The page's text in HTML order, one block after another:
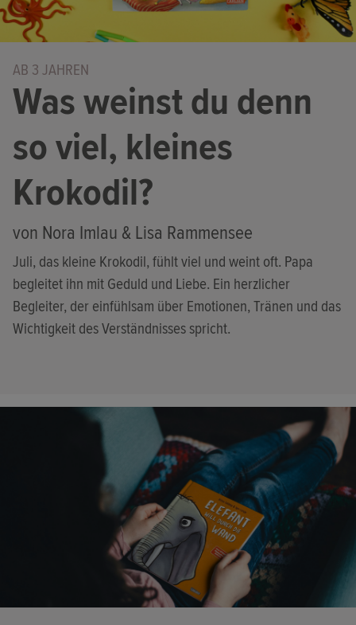
AB 3 JAHREN
Was weinst du denn
so viel, kleines
Krokodil?
von Nora Imlau & Lisa Rammensee
Juli, das kleine Krokodil, fühlt viel und weint oft. Papa
begleitet ihn mit Geduld und Liebe. Ein herzlicher
Begleiter, der einfühlsam über Emotionen, Tränen und das
Wichtigkeit des Verständnisses spricht.